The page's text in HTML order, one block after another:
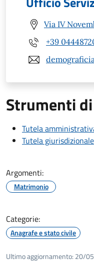
Via IV
+39
Strumenti
Tutela
Tutela giurisdizionale
Argomenti:
Matrimonio
Categorie:
Anagrafe e stato civile
Ultimo aggiornamento: 20/